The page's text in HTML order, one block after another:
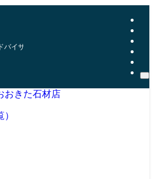
イザー | おおきた石材店